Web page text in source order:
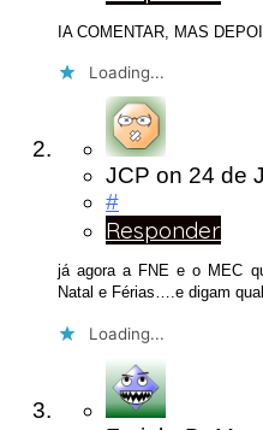
IA COMENTAR, MAS
Loading...
JCP on 24 de
#
Responder
já agora a FNE e o MEC
Natal e Férias….e digam
Loading...